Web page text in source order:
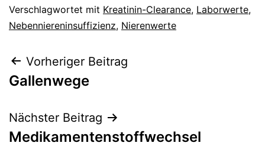
Verschlagwortet mit Kreatinin-Clearance, Laborwerte,
Nebenniereninsuffizienz, Nierenwerte
Beitragsnavigation
Vorheriger Beitrag
Gallenwege
Nächster Beitrag
Medikamentenstoffwechsel